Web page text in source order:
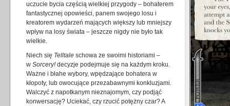
uczucie bycia częścią wielkiej przygody – bohaterem
fantastycznej opowieści, panem swojego losu i
kreatorem wydarzeń mających większy lub mniejszy
wpływ na losy świata – jeszcze nigdy nie było tak
wielkie.
Niech się Telltale schowa ze swoimi historiami –
w Sorcery!decyzje podejmuje się na każdym kroku.
Ważne i błahe wybory, wpędzające bohatera w
kłopoty, lub owocujące przezabawnymi konkluzjami.
Walczyć z napotkanym nieznajomym, czy podjąć
konwersację? Uciekać, czy rzucić potężny czar? A